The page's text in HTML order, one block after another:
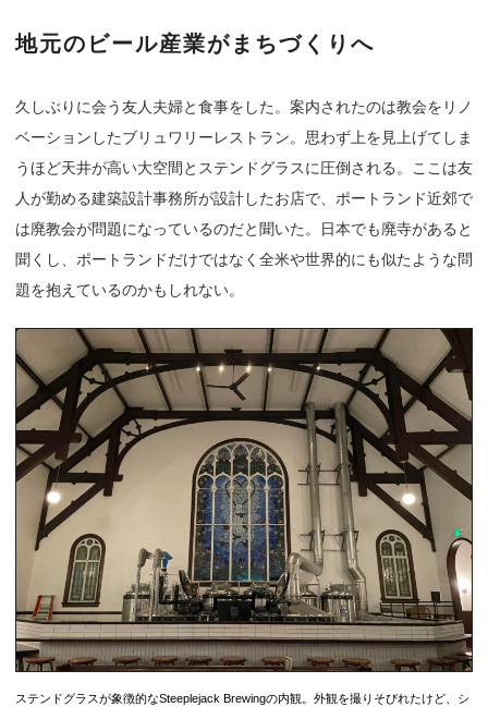
地元のビール産業がまちづくりへ
久しぶりに会う友人夫婦と食事をした。案内されたのは教会をリノ
ベーションしたブリュワリーレストラン。思わず上を見上げてしま
うほど天井が高い大空間とステンドグラスに圧倒される。ここは友
人が勤める建築設計事務所が設計したお店で、ポートランド近郊で
は廃教会が問題になっているのだと聞いた。日本でも廃寺があると
聞くし、ポートランドだけではなく全米や世界的にも似たような問
題を抱えているのかもしれない。
ステンドグラスが象徴的なSteeplejack Brewingの内観。外観を撮りそびれたけど、シ